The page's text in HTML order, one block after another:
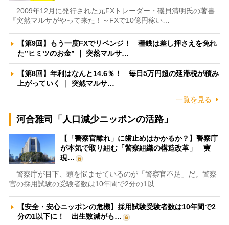
2009年12月に発行された元FXトレーダー・磯貝清明氏の著書
『突然マルサがやって来た！～FXで10億円稼い…
【第9回】もう一度FXでリベンジ！ 種銭は差し押さえを免れ
た”ヒミツのお金” ｜ 突然マルサ…
【第8回】年利はなんと14.6％！ 毎日5万円超の延滞税が積み
上がっていく ｜ 突然マルサ…
一覧を見る
河合雅司「人口減少ニッポンの活路」
【「警察官離れ」に歯止めはかかるか？】警察庁
が本気で取り組む「警察組織の構造改革」 実
現…
警察庁が目下、頭を悩ませているのが「警察官不足」だ。警察
官の採用試験の受験者数は10年間で2分の1以…
【安全・安心ニッポンの危機】採用試験受験者数は10年間で2
分の1以下に！ 出生数減がも…